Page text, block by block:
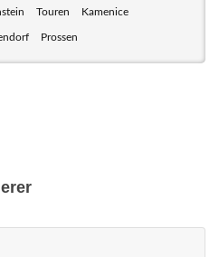
Touren Kamenice
Prossen